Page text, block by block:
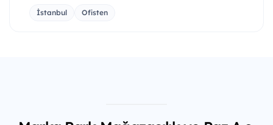
İstanbul Ofisten